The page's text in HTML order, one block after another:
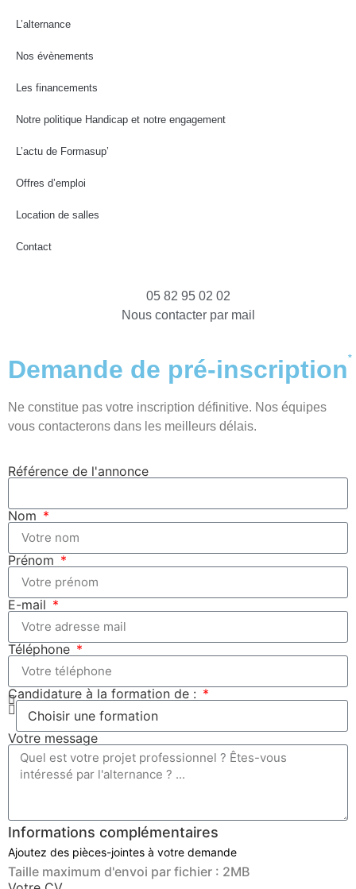
L’alternance
Nos évènements
Les financements
Notre politique Handicap et notre engagement
L’actu de Formasup’
Offres d’emploi
Location de salles
Contact
05 82 95 02 02
Nous contacter par mail
Demande de pré-inscription*
Ne constitue pas votre inscription définitive. Nos équipes
vous contacterons dans les meilleurs délais.
Référence de l'annonce
Nom
Prénom
E-mail
Téléphone
Candidature à la formation de :
Votre message
Informations complémentaires
Ajoutez des pièces-jointes à votre demande
Taille maximum d'envoi par fichier : 2MB